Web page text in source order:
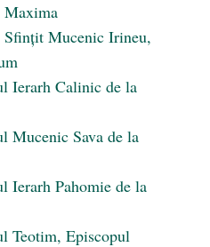
Maxima
Mucenic Irineu,
Ierarh Calinic de la
Mucenic Sava de la
Ierarh Pahomie de la
Teotim, Episcopul